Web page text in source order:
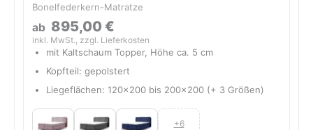
Bonelfederkern-Matratze
ab 895,00 €
inkl. MwSt., zzgl. Lieferkosten
mit Kaltschaum Topper, Höhe ca. 5 cm
Kopfteil: gepolstert
Liegeflächen: 120x200 bis 200x200 (+ 3 Größen)
+6